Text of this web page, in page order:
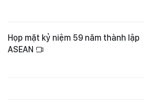
Họp mặt kỷ niệm 59 năm thành lập
ASEAN